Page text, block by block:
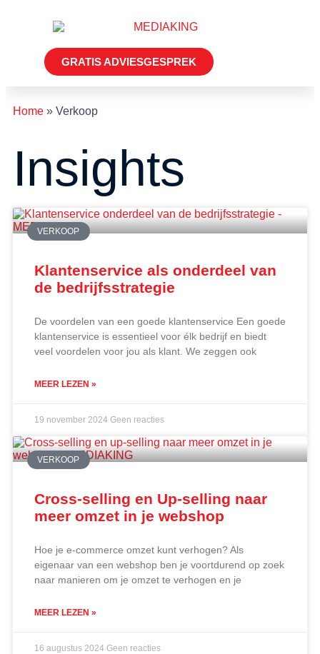
GRATIS ADVIESGESPREK
Home » Verkoop
Insights
VERKOOP
Klantenservice als onderdeel van
de bedrijfsstrategie
De voordelen van een goede klantenservice Een goede
klantenservice is essentieel voor élk bedrijf en biedt
veel voordelen voor jou als klant. We zeggen ook
MEER LEZEN »
19 november 2024 Geen reacties
VERKOOP
Cross-selling en Up-selling naar
meer omzet in je webshop
Hoe je e-commerce omzet kunt verhogen? Als
eigenaar van een webshop ben je voortdurend op zoek
naar manieren om je omzet te verhogen en je
MEER LEZEN »
16 augustus 2024 Geen reacties